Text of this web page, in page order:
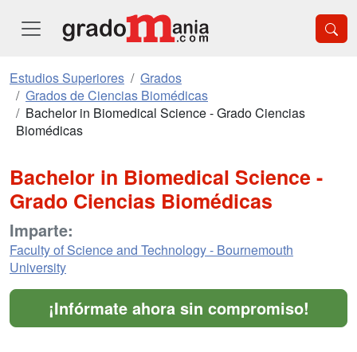
Estudios Superiores
Grados
Grados de Ciencias Biomédicas
Bachelor in Biomedical Science - Grado Ciencias
Biomédicas
Bachelor in Biomedical Science -
Grado Ciencias Biomédicas
Imparte:
Faculty of Science and Technology - Bournemouth
University
¡Infórmate ahora sin compromiso!